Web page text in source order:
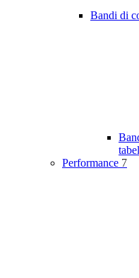
Bandi di
Performance 7